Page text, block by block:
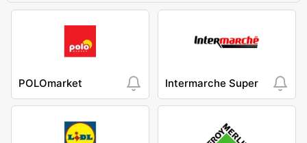
POLOmarket Intermarche Super